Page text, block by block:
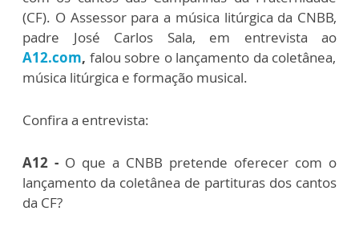
(CF). O Assessor para a música litúrgica da CNBB,
padre José Carlos Sala, em entrevista ao
A12.com, falou sobre o lançamento da coletânea,
música litúrgica e formação musical.
Confira a entrevista:
A12 - O que a CNBB pretende oferecer com o
lançamento da coletânea de partituras dos cantos
da CF?